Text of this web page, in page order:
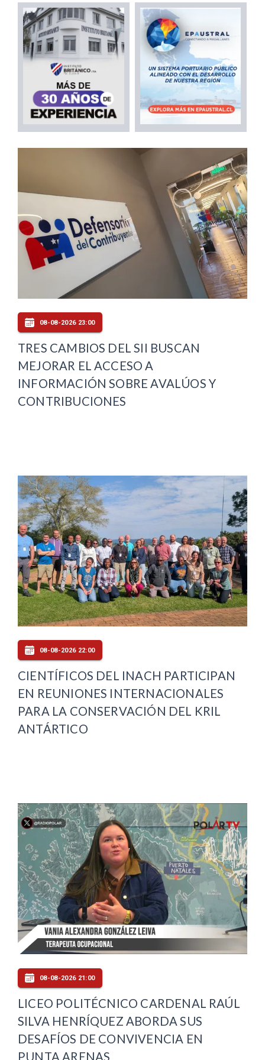
08-08-2026 23:00
TRES CAMBIOS DEL SII BUSCAN
MEJORAR EL ACCESO A
INFORMACIÓN SOBRE AVALÚOS Y
CONTRIBUCIONES
08-08-2026 22:00
CIENTÍFICOS DEL INACH PARTICIPAN
EN REUNIONES INTERNACIONALES
PARA LA CONSERVACIÓN DEL KRIL
ANTÁRTICO
08-08-2026 21:00
LICEO POLITÉCNICO CARDENAL RAÚL
SILVA HENRÍQUEZ ABORDA SUS
DESAFÍOS DE CONVIVENCIA EN
PUNTA ARENAS